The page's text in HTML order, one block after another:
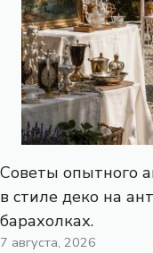
Советы опытного
в стиле деко на
барахолках.
7 августа, 2026